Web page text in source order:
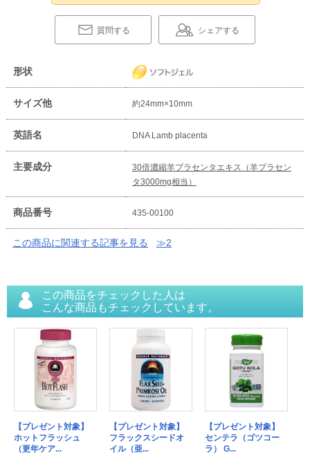
質問する シェアする
形状
サイズ他 約24mm×10mm
英語名 DNA Lamb placenta
主要成分
30倍濃縮羊プラセンタエキス（羊プラセン
タ3000mg相当）
商品番号 435-00100
この商品に関連する記事を見る ≫2
この商品をチェックした人は
こんな商品もチェックしています。
【プレゼント対象】
ホットフラッシュ
（更年ケア...
【プレゼント対象】
フラックスシードオ
イル（亜...
【プレゼント対象】
センテラ（ゴツコー
ラ） G...